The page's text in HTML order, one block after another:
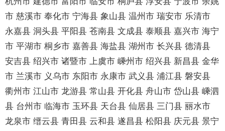
市 慈溪市 奉化市 宁海县 象山县 温州市 瑞安市 乐清市
永嘉县 洞头县 平阳县 苍南县 文成县 泰顺县 嘉兴市 海宁
市 平湖市 桐乡市 嘉善县 海盐县 湖州市 长兴县 德清县
安吉县 绍兴市 诸暨市 上虞市 嵊州市 绍兴县 新昌县 金华
市 兰溪市 义乌市 东阳市 永康市 武义县 浦江县 磐安县
衢州市 江山市 龙游县 常山县 开化县 舟山市 岱山县 嵊泗
县 台州市 临海市 玉环县 天台县 仙居县 三门县 丽水市
龙泉市 缙云县 青田县 云和县 遂昌县 松阳县 庆元县 景宁